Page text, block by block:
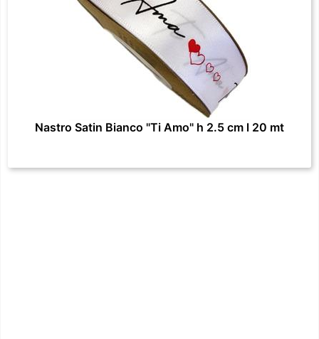
Nastro Satin Bianco "Ti Amo" h 2.5 cm l 20 mt